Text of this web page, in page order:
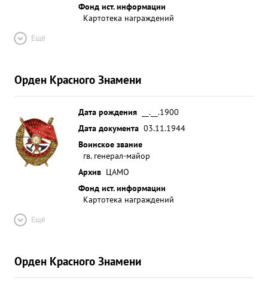
Фонд ист. информации
Картотека награждений
Ещё
Орден Красного Знамени
Дата рождения
__.__.1900
Дата документа 03.11.1944
Воинское звание
гв. генерал-майор
Архив ЦАМО
Фонд ист. информации
Картотека награждений
Ещё
Орден Красного Знамени